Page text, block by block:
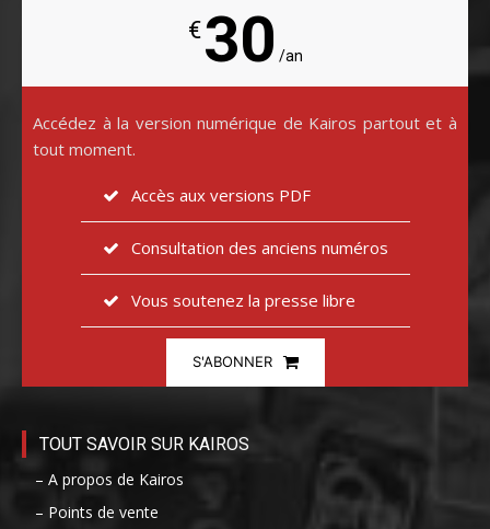
€30 /an
Accédez à la version numérique de Kairos partout et à
tout moment.
Accès aux versions PDF
Consultation des anciens numéros
Vous soutenez la presse libre
S'ABONNER
TOUT SAVOIR SUR KAIROS
– A propos de Kairos
– Points de vente